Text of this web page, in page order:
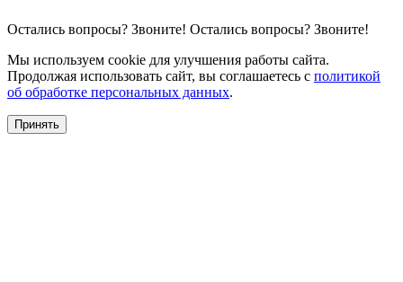
Остались вопросы? Звоните! Остались вопросы? Звоните!
Мы используем cookie для улучшения работы сайта.
Продолжая использовать сайт, вы соглашаетесь с политикой
об обработке персональных данных.
Принять